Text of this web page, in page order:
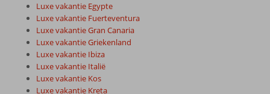
Luxe vakantie Egypte
Luxe vakantie Fuerteventura
Luxe vakantie Gran Canaria
Luxe vakantie Griekenland
Luxe vakantie Ibiza
Luxe vakantie Italië
Luxe vakantie Kos
Luxe vakantie Kreta